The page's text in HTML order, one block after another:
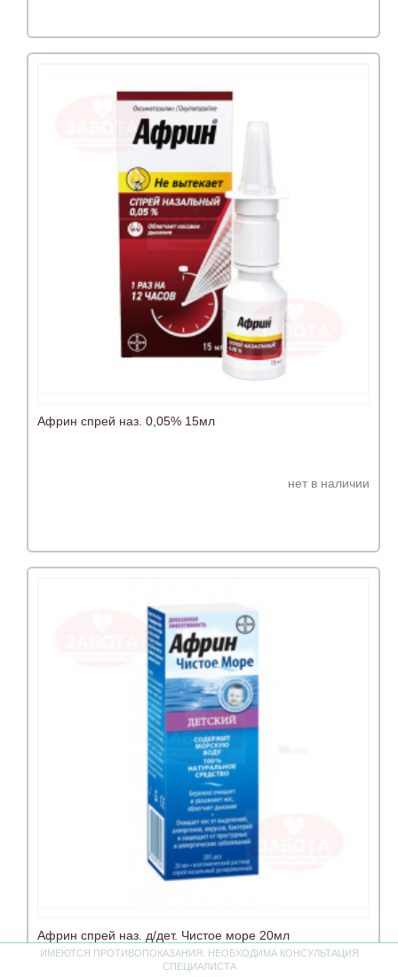
Африн спрей наз. 0,05% 15мл
нет в наличии
Африн спрей наз. д/дет. Чистое море 20мл
ИМЕЮТСЯ ПРОТИВОПОКАЗАНИЯ. НЕОБХОДИМА КОНСУЛЬТАЦИЯ
СПЕЦИАЛИСТА